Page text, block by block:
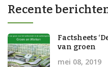
Recente
Factsheets
van groen
mei 08, 2019